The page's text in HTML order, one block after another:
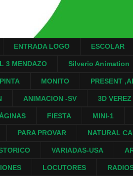
ENTRADA LOGO ESCOLAR
3 MENDAZO Silverio Animation
MONITO PRESENT
ANIMACION -SV 3D VEREZ
FIESTA MINI-1
PARA PROVAR NATURAL
VARIADAS-USA
LOCUTORES